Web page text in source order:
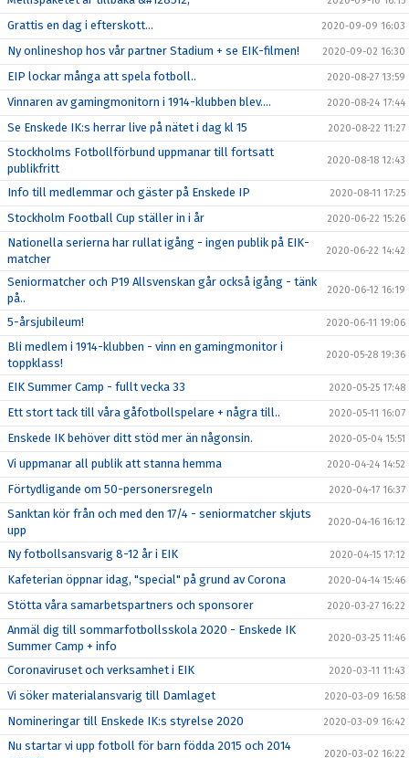
Grattis en dag i efterskott... 2020-09-09 16:03
Ny onlineshop hos vår partner Stadium + se EIK-filmen! 2020-09-02 16:30
EIP lockar många att spela fotboll.. 2020-08-27 13:59
Vinnaren av gamingmonitorn i 1914-klubben blev.... 2020-08-24 17:44
Se Enskede IK:s herrar live på nätet i dag kl 15 2020-08-22 11:27
Stockholms Fotbollförbund uppmanar till fortsatt
publikfritt
2020-08-18 12:43
Info till medlemmar och gäster på Enskede IP 2020-08-11 17:25
Stockholm Football Cup ställer in i år 2020-06-22 15:26
Nationella serierna har rullat igång - ingen publik på EIK-
matcher
2020-06-22 14:42
Seniormatcher och P19 Allsvenskan går också igång - tänk
på..
2020-06-12 16:19
5-årsjubileum! 2020-06-11 19:06
Bli medlem i 1914-klubben - vinn en gamingmonitor i
toppklass!
2020-05-28 19:36
EIK Summer Camp - fullt vecka 33 2020-05-25 17:48
Ett stort tack till våra gåfotbollspelare + några till.. 2020-05-11 16:07
Enskede IK behöver ditt stöd mer än någonsin. 2020-05-04 15:51
Vi uppmanar all publik att stanna hemma 2020-04-24 14:52
Förtydligande om 50-personersregeln 2020-04-17 16:37
Sanktan kör från och med den 17/4 - seniormatcher skjuts
upp
2020-04-16 16:12
Ny fotbollsansvarig 8-12 år i EIK 2020-04-15 17:12
Kafeterian öppnar idag, "special" på grund av Corona 2020-04-14 15:46
Stötta våra samarbetspartners och sponsorer 2020-03-27 16:22
Anmäl dig till sommarfotbollsskola 2020 - Enskede IK
Summer Camp + info
2020-03-25 11:46
Coronaviruset och verksamhet i EIK 2020-03-11 11:43
Vi söker materialansvarig till Damlaget 2020-03-09 16:58
Nomineringar till Enskede IK:s styrelse 2020 2020-03-09 16:42
Nu startar vi upp fotboll för barn födda 2015 och 2014
2020-03-02 16:22